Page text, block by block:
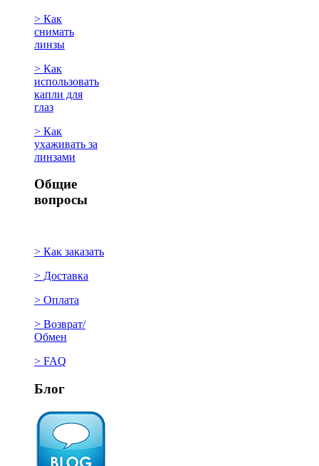
> Как
снимать
линзы
> Как
использовать
капли для
глаз
> Как
ухаживать за
линзами
Общие
вопросы
> Как заказать
> Доставка
> Оплата
> Возврат/
Обмен
> FAQ
Блог